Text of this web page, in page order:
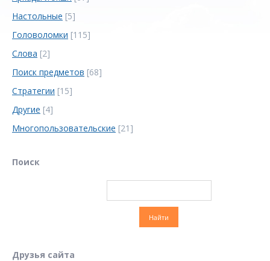
Настольные [5]
Головоломки [115]
Слова [2]
Поиск предметов [68]
Стратегии [15]
Другие [4]
Многопользовательские [21]
Поиск
Друзья сайта